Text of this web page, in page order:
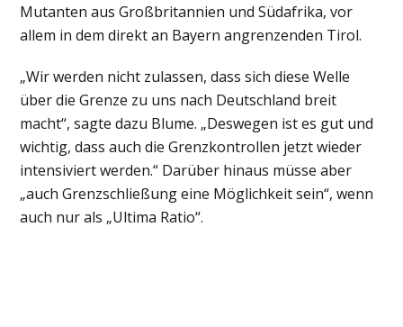
Mutanten aus Großbritannien und Südafrika, vor
allem in dem direkt an Bayern angrenzenden Tirol.
„Wir werden nicht zulassen, dass sich diese Welle
über die Grenze zu uns nach Deutschland breit
macht“, sagte dazu Blume. „Deswegen ist es gut und
wichtig, dass auch die Grenzkontrollen jetzt wieder
intensiviert werden.“ Darüber hinaus müsse aber
„auch Grenzschließung eine Möglichkeit sein“, wenn
auch nur als „Ultima Ratio“.